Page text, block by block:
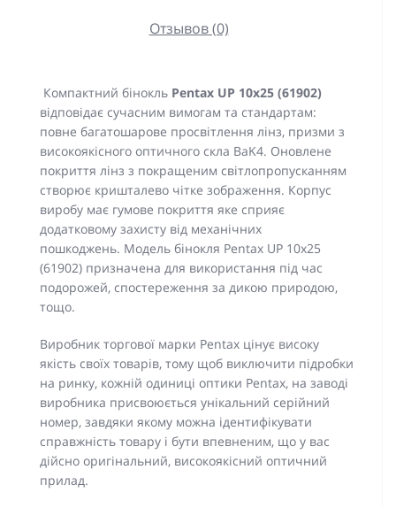
Отзывов (0)
Компактний бінокль Pentax UP 10x25 (61902)
відповідає сучасним вимогам та стандартам:
повне багатошарове просвітлення лінз, призми з
високоякісного оптичного скла BaK4. Оновлене
покриття лінз з покращеним світлопропусканням
створює кришталево чітке зображення. Корпус
виробу має гумове покриття яке сприяє
додатковому захисту від механічних
пошкоджень. Модель бінокля Pentax UP 10x25
(61902) призначена для використання під час
подорожей, спостереження за дикою природою,
тощо.
Виробник торгової марки Pentax цінує високу
якість своїх товарів, тому щоб виключити підробки
на ринку, кожній одиниці оптики Pentax, на заводі
виробника присвоюється унікальний серійний
номер, завдяки якому можна ідентифікувати
справжність товару і бути впевненим, що у вас
дійсно оригінальний, високоякісний оптичний
прилад.